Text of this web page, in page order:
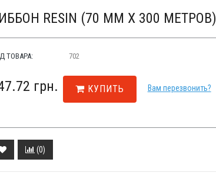
RESIN (70 ММ X 300 МЕТРОВ)
ТОВАРА: 702
грн. КУПИТЬ Вам перезвонить?
(0)